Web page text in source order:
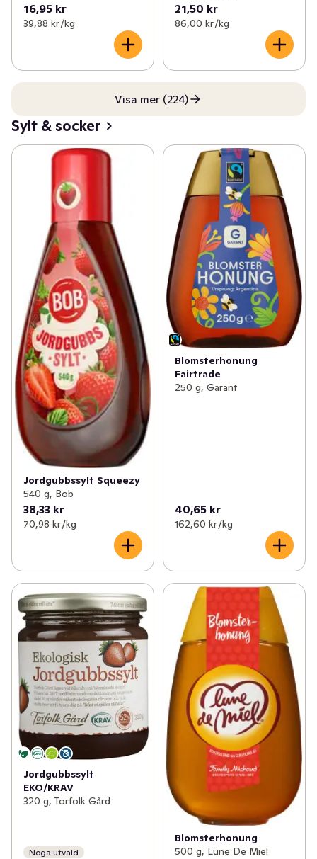
16,95 kr
39,88 kr /kg
21,50 kr
86,00 kr /kg
Visa mer (224)
Sylt & socker
Jordgubbssylt Squeezy
540 g, Bob
38,33 kr
70,98 kr /kg
Blomsterhonung
Fairtrade
250 g, Garant
40,65 kr
162,60 kr /kg
Jordgubbssylt
EKO/KRAV
320 g, Torfolk Gård
Noga utvald
Blomsterhonung
500 g, Lune De Miel